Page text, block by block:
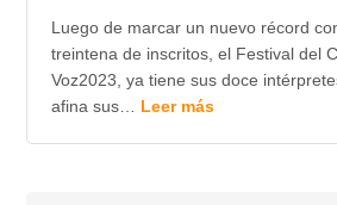
Luego de marcar un nuevo récord
treintena de inscritos, el Festival del
Voz2023, ya tiene sus doce
afina sus… Leer más